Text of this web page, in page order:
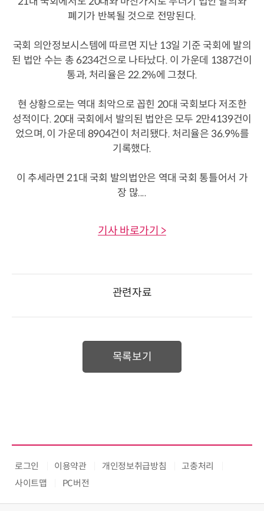
폐기가 반복될 것으로 전망된다.
국회 의안정보시스템에 따르면 지난 13일 기준 국회에 발의
된 법안 수는 총 6234건으로 나타났다. 이 가운데 1387건이
통과, 처리율은 22.2%에 그쳤다.
현 상황으로는 역대 최악으로 꼽힌 20대 국회보다 저조한
성적이다. 20대 국회에서 발의된 법안은 모두 2만4139건이
었으며, 이 가운데 8904건이 처리됐다. 처리율은 36.9%를
기록했다.
이 추세라면 21대 국회 발의법안은 역대 국회 통틀어서 가
장 많....
기사 바로가기 >
관련자료
목록보기
로그인 이용약관 개인정보취급방침
고충처리
사이트맵
PC버전